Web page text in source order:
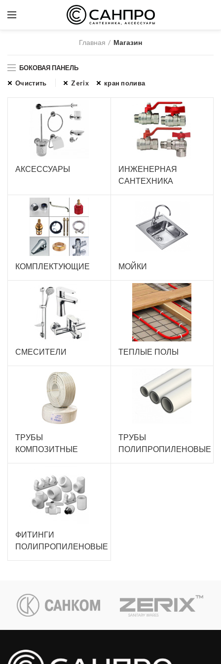
Главная Магазин
БОКОВАЯ ПАНЕЛЬ
Очистить
Zerix кран полива
АКСЕССУАРЫ
ИНЖЕНЕРНАЯ
САНТЕХНИКА
КОМПЛЕКТУЮЩИЕ МОЙКИ
СМЕСИТЕЛИ ТЕПЛЫЕ ПОЛЫ
ТРУБЫ
КОМПОЗИТНЫЕ
ТРУБЫ
ПОЛИПРОПИЛЕНОВЫЕ
ФИТИНГИ
ПОЛИПРОПИЛЕНОВЫЕ